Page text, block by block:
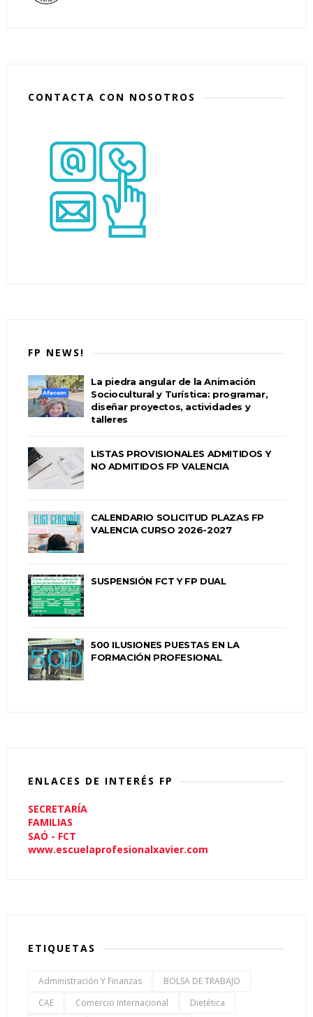
CONTACTA CON NOSOTROS
FP NEWS!
La piedra angular de la Animación
Sociocultural y Turística: programar,
diseñar proyectos, actividades y
talleres
LISTAS PROVISIONALES ADMITIDOS Y
NO ADMITIDOS FP VALENCIA
CALENDARIO SOLICITUD PLAZAS FP
VALENCIA CURSO 2026-2027
SUSPENSIÓN FCT Y FP DUAL
500 ILUSIONES PUESTAS EN LA
FORMACIÓN PROFESIONAL
ENLACES DE INTERÉS FP
SECRETARÍA
FAMILIAS
SAÓ - FCT
www.escuelaprofesionalxavier.com
ETIQUETAS
Administración Y Finanzas
BOLSA DE TRABAJO
CAE
Comercio Internacional
Dietética